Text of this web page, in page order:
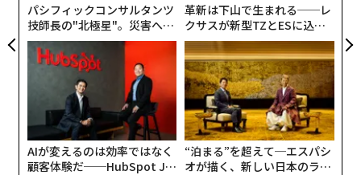
パシフィックコンサルタンツ
技師長の"北極星"。災害への
無力感を乗り越え見つけた、
防災一筋20年の答え
革新は下山で生まれる──レ
クサスが新型TZとESに込め
た「DISCOVER」の哲学
AIが変えるのは効率ではなく
顧客体験だ──HubSpot Ja
“泊まる”を超えて─エスパシ
オが描く、新しい日本のラグ